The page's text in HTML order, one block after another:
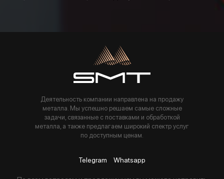
Деятельность компании направлена на продажу
металла. Мы успешно решаем самые сложные
задачи, связанные с поставками и обработкой
металла, а также предлагаем широкий спектр услуг
по доступным ценам.
Telegram Whatsapp